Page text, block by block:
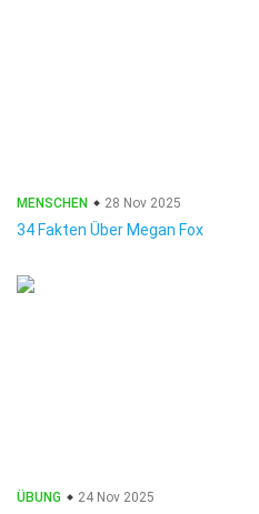
MENSCHEN 28 Nov 2025
34 Fakten Über Megan Fox
ÜBUNG 24 Nov 2025